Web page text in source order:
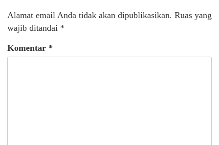
Alamat email Anda tidak akan dipublikasikan. Ruas yang
wajib ditandai *
Komentar *